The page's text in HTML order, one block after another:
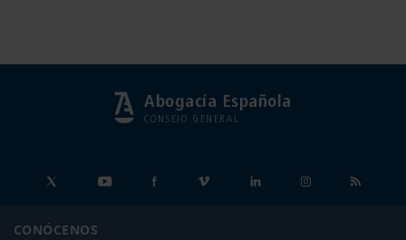
Abogacía Española
CONSEJO GENERAL
CONÓCENOS